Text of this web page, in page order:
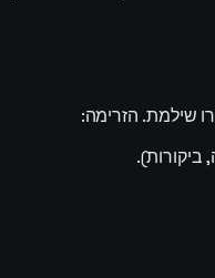
שילמת. הזרימה:
ביקורות).